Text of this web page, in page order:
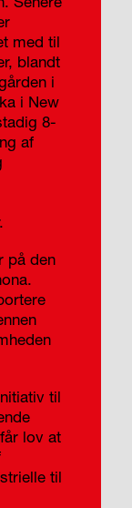
med til
blandt
i
i New
8-
af
på den
til
lov at
til